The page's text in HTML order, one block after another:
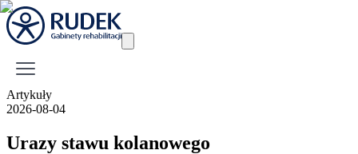
Artykuły
2026-08-04
Urazy stawu kolanowego